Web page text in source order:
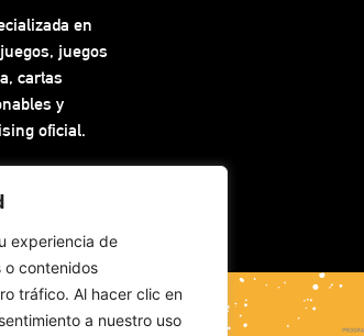
experiencia de
o contenidos
tráfico. Al hacer clic en
a nuestro uso
en
juegos
cartas
y
oficial.